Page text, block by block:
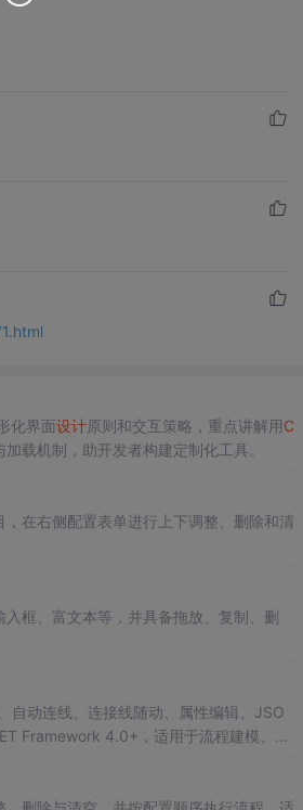
化界面设计原则和交互策略，重点讲解用C
载机制，助开发者构建定制化工具。
，在右侧配置表单进行上下调整、删除和清
入框、富文本等，并具备拖放、复制、删
自动连线、连接线随动、属性编辑、JSO
Framework 4.0+，适用于流程建模、教